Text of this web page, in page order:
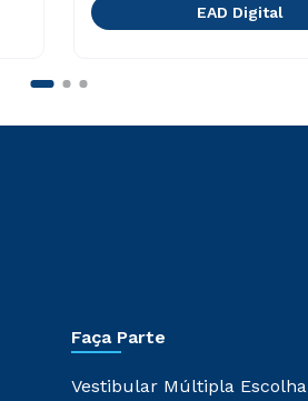
EAD Digital
Faça Parte
Vestibular Múltipla Escolha